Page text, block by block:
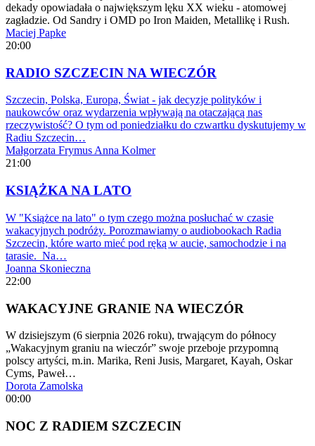
dekady opowiadała o największym lęku XX wieku - atomowej
zagładzie. Od Sandry i OMD po Iron Maiden, Metallikę i Rush.
Maciej Papke
20:00
RADIO SZCZECIN NA WIECZÓR
Szczecin, Polska, Europa, Świat - jak decyzje polityków i
naukowców oraz wydarzenia wpływają na otaczającą nas
rzeczywistość? O tym od poniedziałku do czwartku dyskutujemy w
Radiu Szczecin…
Małgorzata FrymusAnna Kolmer
21:00
KSIĄŻKA NA LATO
W "Książce na lato" o tym czego można posłuchać w czasie
wakacyjnych podróży. Porozmawiamy o audiobookach Radia
Szczecin, które warto mieć pod ręką w aucie, samochodzie i na
tarasie. Na…
Joanna Skonieczna
22:00
WAKACYJNE GRANIE NA WIECZÓR
W dzisiejszym (6 sierpnia 2026 roku), trwającym do północy
„Wakacyjnym graniu na wieczór” swoje przeboje przypomną
polscy artyści, m.in. Marika, Reni Jusis, Margaret, Kayah, Oskar
Cyms, Paweł…
Dorota Zamolska
00:00
NOC Z RADIEM SZCZECIN